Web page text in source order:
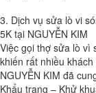
3. Dịch vụ sửa lò vi
5K tại NGUYỄN KIM
Việc gọi thợ sửa lò vì
khiến rất nhiều
NGUYỄN KIM đã
Khẩu trang – Khử